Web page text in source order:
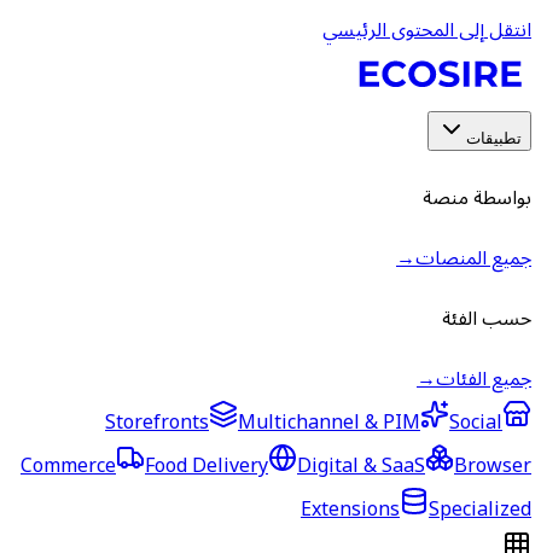
انتقل إلى المحتوى الرئيسي
تطبيقات
بواسطة منصة
جميع المنصات→
حسب الفئة
جميع الفئات→
Storefronts
Multichannel & PIM
Social
Commerce
Food Delivery Digital & SaaS
Browser
Extensions
Specialized